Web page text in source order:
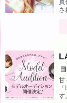
さ
甘
す